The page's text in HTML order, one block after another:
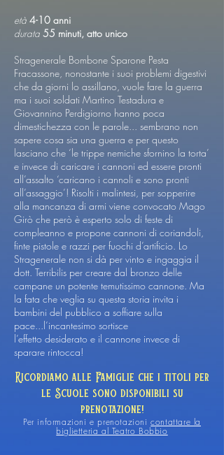
età 4-10 anni
durata 55 minuti, atto unico
Stragenerale Bombone Sparone Pesta
Fracassone, nonostante i suoi problemi digestivi
che da giorni lo assillano, vuole fare la guerra
ma i suoi soldati Martino Testadura e
Giovannino Perdigiorno hanno poca
dimestichezza con le parole... sembrano non
sapere cosa sia una guerra e per questo
lasciano che ‘le trippe nemiche sfornino la torta’
e invece di caricare i cannoni ed essere pronti
all’assalto ‘caricano i cannoli e sono pronti
all’assaggio’! Risolti i malintesi, per sopperire
alla mancanza di armi viene convocato Mago
Girò che però è esperto solo di feste di
compleanno e propone cannoni di coriandoli,
finte pistole e razzi per fuochi d’artificio. Lo
Stragenerale non si dà per vinto e ingaggia il
dott. Terribilis per creare dal bronzo delle
campane un potente temutissimo cannone. Ma
la fata che veglia su questa storia invita i
bambini del pubblico a soffiare sulla
pace...l’incantesimo sortisce
l’effetto desiderato e il cannone invece di
sparare rintocca!
Ricordiamo alle Famiglie che i titoli per
le Scuole sono disponibili su
prenotazione!
Per informazioni e prenotazionicontattare la
biglietteria al Teatro Bobbio